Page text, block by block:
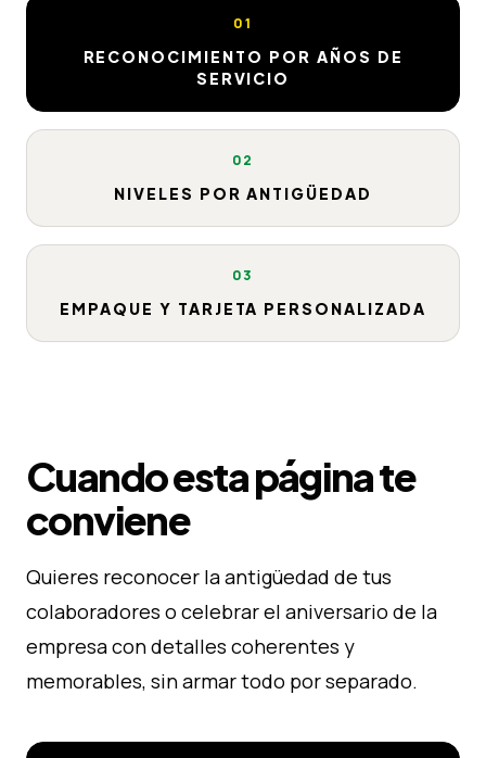
01
RECONOCIMIENTO POR AÑOS DE
SERVICIO
02
NIVELES POR ANTIGÜEDAD
03
EMPAQUE Y TARJETA PERSONALIZADA
Cuando esta página te
conviene
Quieres reconocer la antigüedad de tus
colaboradores o celebrar el aniversario de la
empresa con detalles coherentes y
memorables, sin armar todo por separado.